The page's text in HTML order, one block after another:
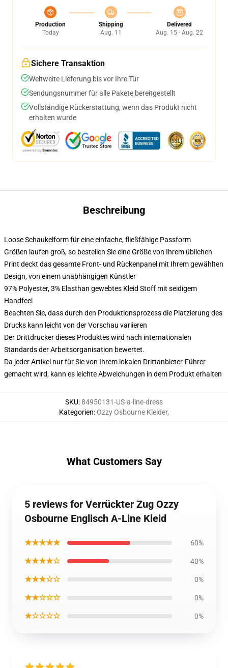
Production
Today
Shipping
Aug. 11
Delivered
Aug. 15 - Aug. 22
Sichere Transaktion
Weltweite Lieferung bis vor Ihre Tür
Sendungsnummer für alle Pakete bereitgestellt
Vollständige Rückerstattung, wenn das Produkt nicht
erhalten wurde
Beschreibung
Loose Schaukelform für eine einfache, fließfähige Passform
Größen laufen groß, so bestellen Sie eine Größe von Ihrem üblichen
Print deckt das gesamte Front- und Rückenpanel mit Ihrem gewählten
Design, von einem unabhängigen Künstler
97% Polyester, 3% Elasthan gewebtes Kleid Stoff mit seidigem
Handfeel
Beachten Sie, dass durch den Produktionsprozess die Platzierung des
Drucks kann leicht von der Vorschau variieren
Der Drittdrucker dieses Produktes wird nach internationalen
Standards der Arbeitsorganisation bewertet.
Da jeder Artikel nur für Sie von Ihrem lokalen Drittanbieter-Führer
gemacht wird, kann es leichte Abweichungen in dem Produkt erhalten
SKU:84950131-US-a-line-dress
Kategorien:Ozzy Osbourne Kleider,
What Customers Say
5 reviews for Verrückter Zug Ozzy
Osbourne Englisch A-Line Kleid
★★★★★ 60%
★★★★☆ 40%
★★★☆☆ 0%
★★☆☆☆ 0%
★☆☆☆☆ 0%